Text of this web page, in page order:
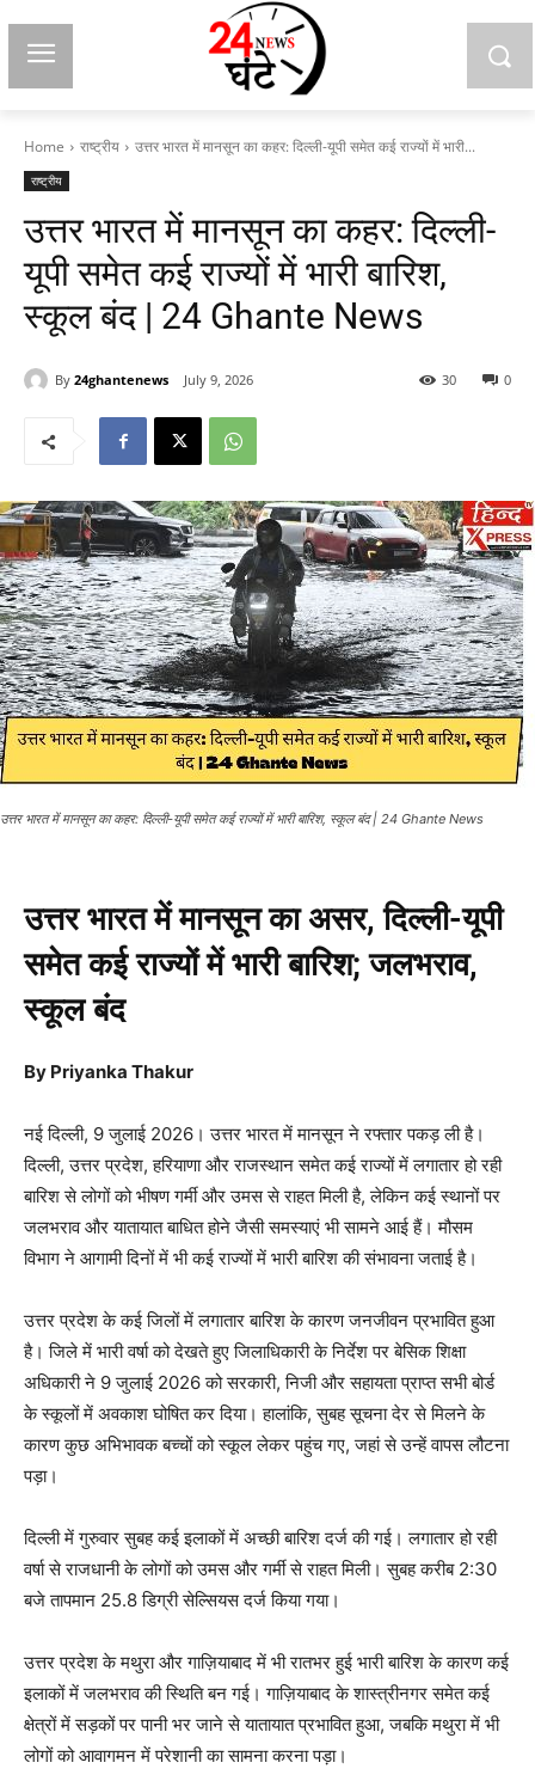
Home राष्ट्रीय उत्तर भारत में मानसून का कहर: दिल्ली-यूपी समेत कई राज्यों में भारी...
राष्ट्रीय
उत्तर भारत में मानसून का कहर: दिल्ली-
यूपी समेत कई राज्यों में भारी बारिश,
स्कूल बंद | 24 Ghante News
By 24ghantenews July 9, 2026 0
30
उत्तर भारत में मानसून का कहर: दिल्ली-यूपी समेत कई राज्यों में भारी बारिश, स्कूल बंद | 24 Ghante News
उत्तर भारत में मानसून का असर, दिल्ली-यूपी
समेत कई राज्यों में भारी बारिश; जलभराव,
स्कूल बंद
By Priyanka Thakur
नई दिल्ली, 9 जुलाई 2026। उत्तर भारत में मानसून ने रफ्तार पकड़ ली है।
दिल्ली, उत्तर प्रदेश, हरियाणा और राजस्थान समेत कई राज्यों में लगातार हो रही
बारिश से लोगों को भीषण गर्मी और उमस से राहत मिली है, लेकिन कई स्थानों पर
जलभराव और यातायात बाधित होने जैसी समस्याएं भी सामने आई हैं। मौसम
विभाग ने आगामी दिनों में भी कई राज्यों में भारी बारिश की संभावना जताई है।
उत्तर प्रदेश के कई जिलों में लगातार बारिश के कारण जनजीवन प्रभावित हुआ
है। जिले में भारी वर्षा को देखते हुए जिलाधिकारी के निर्देश पर बेसिक शिक्षा
अधिकारी ने 9 जुलाई 2026 को सरकारी, निजी और सहायता प्राप्त सभी बोर्ड
के स्कूलों में अवकाश घोषित कर दिया। हालांकि, सुबह सूचना देर से मिलने के
कारण कुछ अभिभावक बच्चों को स्कूल लेकर पहुंच गए, जहां से उन्हें वापस लौटना
पड़ा।
दिल्ली में गुरुवार सुबह कई इलाकों में अच्छी बारिश दर्ज की गई। लगातार हो रही
वर्षा से राजधानी के लोगों को उमस और गर्मी से राहत मिली। सुबह करीब 2:30
बजे तापमान 25.8 डिग्री सेल्सियस दर्ज किया गया।
उत्तर प्रदेश के मथुरा और गाज़ियाबाद में भी रातभर हुई भारी बारिश के कारण कई
इलाकों में जलभराव की स्थिति बन गई। गाज़ियाबाद के शास्त्रीनगर समेत कई
क्षेत्रों में सड़कों पर पानी भर जाने से यातायात प्रभावित हुआ, जबकि मथुरा में भी
लोगों को आवागमन में परेशानी का सामना करना पड़ा।